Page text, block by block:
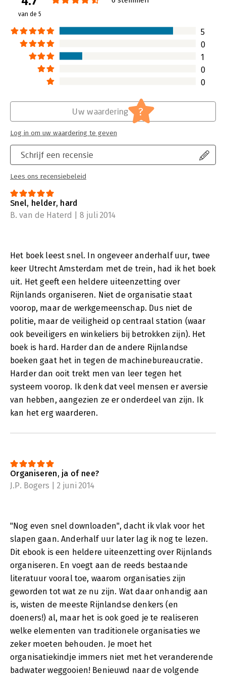
Verschijningsdatum:
Hoofdrubriek:
Serie:
van de 5
5
0
1
0
0
Schrijf een recensie
Lees ons recensiebeleid
Uw waardering ?
Log in om uw waardering te geven
Snel, helder, hard
B. van de Haterd | 8 juli 2014
Het boek leest snel. In ongeveer anderhalf uur, twee
keer Utrecht Amsterdam met de trein, had ik het boek
uit. Het geeft een heldere uiteenzetting over
Rijnlands organiseren. Niet de organisatie staat
voorop, maar de werkgemeenschap. Dus niet de
politie, maar de veiligheid op centraal station (waar
ook beveiligers en winkeliers bij betrokken zijn). Het
boek is hard. Harder dan de andere Rijnlandse
boeken gaat het in tegen de machinebureaucratie.
Harder dan ooit trekt men van leer tegen het
systeem voorop. Ik denk dat veel mensen er aversie
van hebben, aangezien ze er onderdeel van zijn. Ik
kan het erg waarderen.
Organiseren, ja of nee?
J.P. Bogers | 2 juni 2014
"Nog even snel downloaden", dacht ik vlak voor het
slapen gaan. Anderhalf uur later lag ik nog te lezen.
Dit ebook is een heldere uiteenzetting over Rijnlands
organiseren. En voegt aan de reeds bestaande
literatuur vooral toe, waarom organisaties zijn
geworden tot wat ze nu zijn. Wat daar onhandig aan
is, wisten de meeste Rijnlandse denkers (en
doeners!) al, maar het is ook goed je te realiseren
welke elementen van traditionele organisaties we
zeker moeten behouden. Je moet het
organisatiekindje immers niet met het veranderende
badwater weggooien! Benieuwd naar de volgende